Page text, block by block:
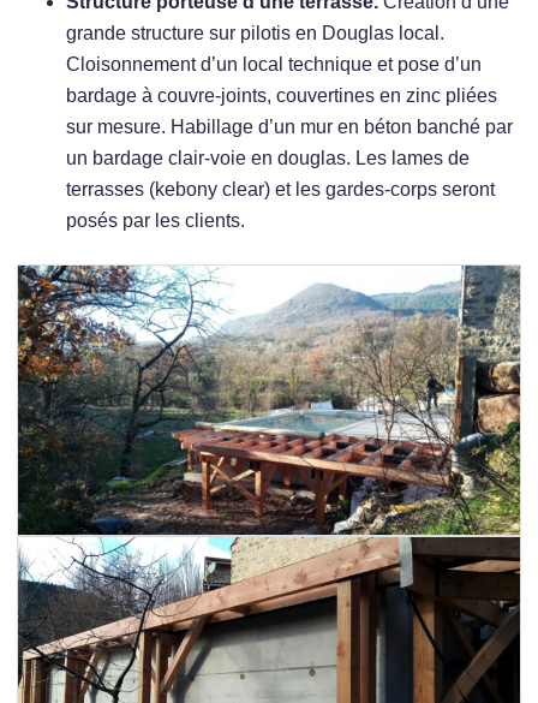
grande structure sur pilotis en Douglas local.
Cloisonnement d’un local technique et pose d’un
bardage à couvre-joints, couvertines en zinc pliées
sur mesure. Habillage d’un mur en béton banché par
un bardage clair-voie en douglas. Les lames de
terrasses (kebony clear) et les gardes-corps seront
posés par les clients.